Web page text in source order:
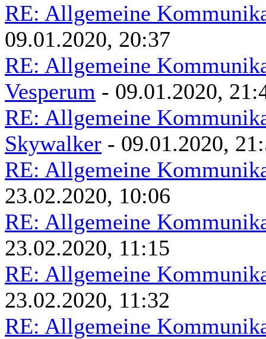
RE: Allgemeine
09.01.2020, 20:37
RE: Allgemeine
Vesperum - 09.01.2020,
RE: Allgemeine
Skywalker - 09.01.2020,
RE: Allgemeine
23.02.2020, 10:06
RE: Allgemeine
23.02.2020, 11:15
RE: Allgemeine
23.02.2020, 11:32
RE: Allgemeine